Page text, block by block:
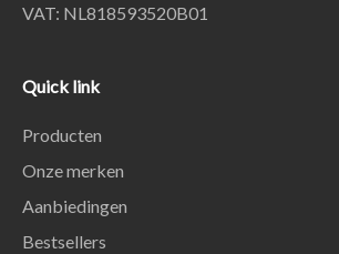
VAT: NL818593520B01
Quick link
Producten
Onze merken
Aanbiedingen
Bestsellers